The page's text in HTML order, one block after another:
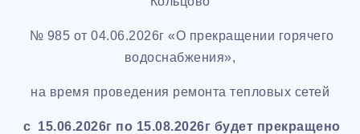
№ 985 от 04.06.2026г «О прекращении горячего
водоснабжения»,
на время проведения ремонта тепловых сетей
с 15.06.2026г по 15.08.2026г будет прекращено